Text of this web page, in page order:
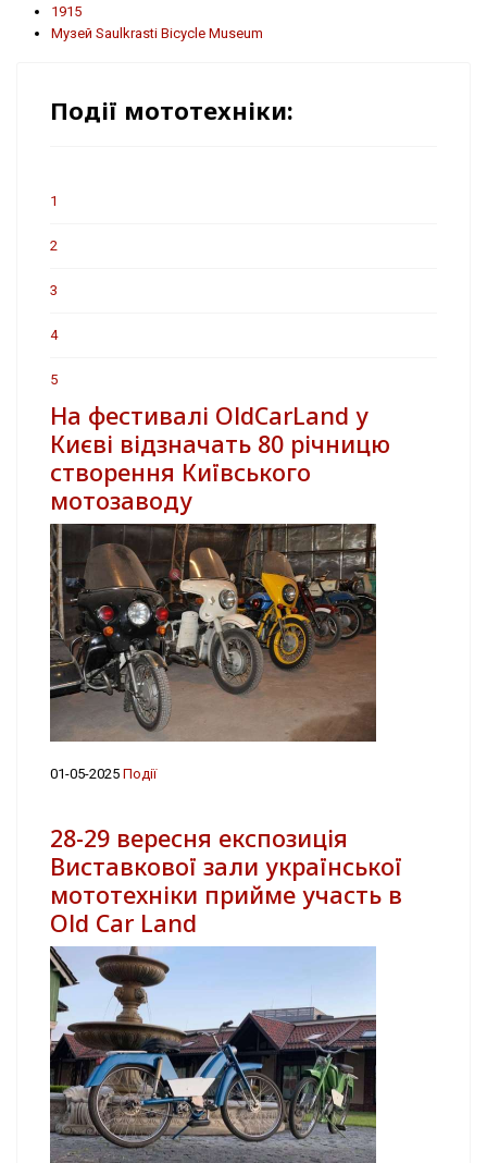
1915
Музей Saulkrasti Bicycle Museum
Події мототехніки:
1
2
3
4
5
На фестивалі OldCarLand у
Києві відзначать 80 річницю
створення Київського
мотозаводу
01-05-2025 Події
28-29 вересня експозиція
Виставкової зали української
мототехніки прийме участь в
Old Car Land